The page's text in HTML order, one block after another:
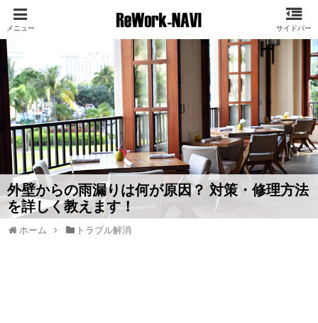
外壁からの雨漏りは何が原因？ 対策・修理方法
を詳しく教えます！
ホーム トラブル解消